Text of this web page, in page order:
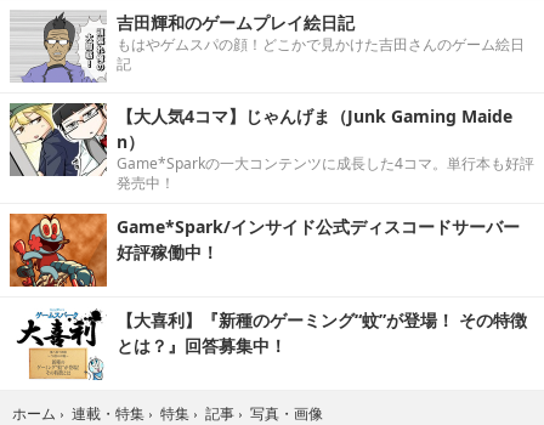
吉田輝和のゲームプレイ絵日記
もはやゲムスパの顔！どこかで見かけた吉田さんのゲーム絵日
記
【大人気4コマ】じゃんげま（Junk Gaming Maide
n）
Game*Sparkの一大コンテンツに成長した4コマ。単行本も好評
発売中！
Game*Spark/インサイド公式ディスコードサーバー
好評稼働中！
【大喜利】『新種のゲーミング“蚊”が登場！ その特徴
とは？』回答募集中！
ホーム › 連載・特集 › 特集 › 記事 › 写真・画像